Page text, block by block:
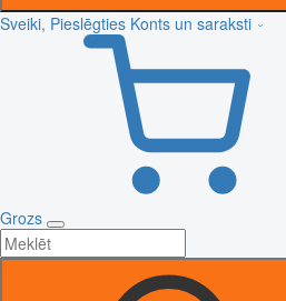
Sveiki, Pieslēgties Konts un saraksti
Grozs